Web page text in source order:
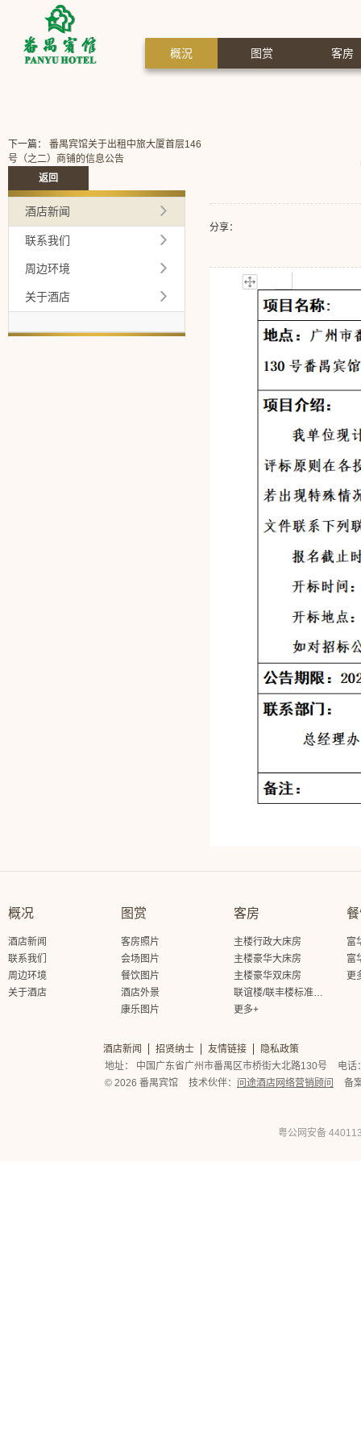
概況 图赏 客房
分享：
下一篇： 番禺宾馆关于出租中旅大厦首层146
号（之二）商铺的信息公告
返回
酒店新闻
联系我们
周边环境
关于酒店
概况
酒店新闻
联系我们
周边环境
关于酒店
图赏
客房照片
会场图片
餐饮图片
酒店外景
康乐图片
客房
主楼行政大床房
主楼豪华大床房
主楼豪华双床房
联谊楼/联丰楼标准大床房
更多+
富
富
更
酒店新闻 招贤纳士 友情链接
隐私政策
地址： 中国广东省广州市番禺区市桥街大北路130号
电话
© 2026 番禺宾馆
技术伙伴： 问途酒店网络营销顾问 备
粤公网安备